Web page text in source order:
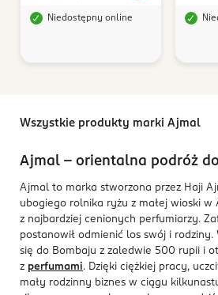
Niedostępny online
Wszystkie produkty marki Ajmal
Ajmal – orientalna podróż
Ajmal to marka stworzona przez Haji
ubogiego rolnika ryżu z małej wioski w
z najbardziej cenionych perfumiarzy.
postanowił odmienić los swój i rodziny.
się do Bombaju z zaledwie 500 rupii i
z perfumami. Dzięki ciężkiej pracy,
mały rodzinny biznes w ciągu